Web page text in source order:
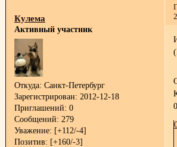
Кулема
Активный участник
Откуда: Санкт-Петербург
Зарегистрирован: 2012-12-18
Приглашений: 0
Сообщений: 279
Уважение: [+112/-4]
Позитив: [+160/-3]